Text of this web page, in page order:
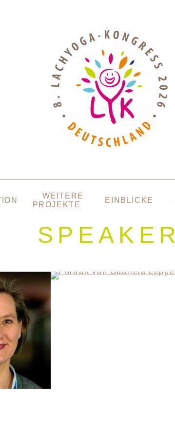
WEITERE
PROJEKTE
EINBLICKE
SPEAKER